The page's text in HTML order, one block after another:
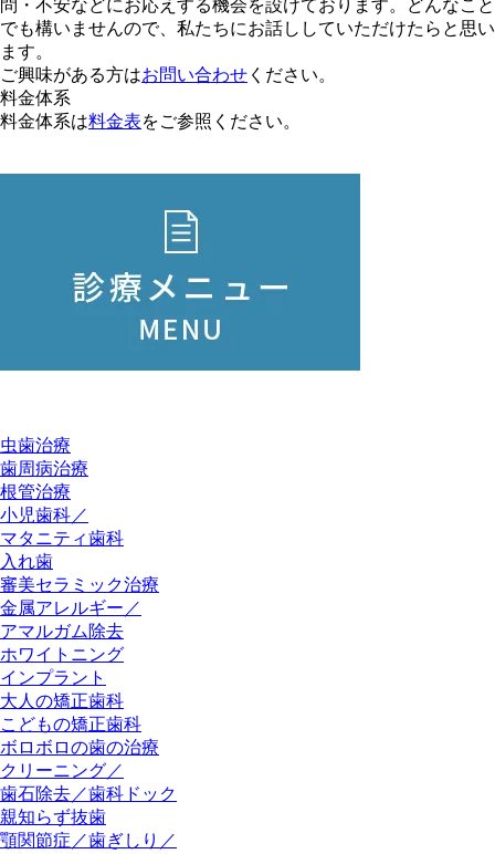
問・不安などにお応えする機会を設けております。どんなこと
でも構いませんので、私たちにお話ししていただけたらと思い
ます。
ご興味がある方はお問い合わせ ください。
料金体系
料金体系は料金表をご参照ください。
虫歯治療
歯周病治療
根管治療
小児歯科／
マタニティ歯科
入れ歯
審美セラミック治療
金属アレルギー／
アマルガム除去
ホワイトニング
インプラント
大人の矯正歯科
こどもの矯正歯科
ボロボロの歯の治療
クリーニング／
歯石除去／歯科ドック
親知らず抜歯
顎関節症／歯ぎしり／